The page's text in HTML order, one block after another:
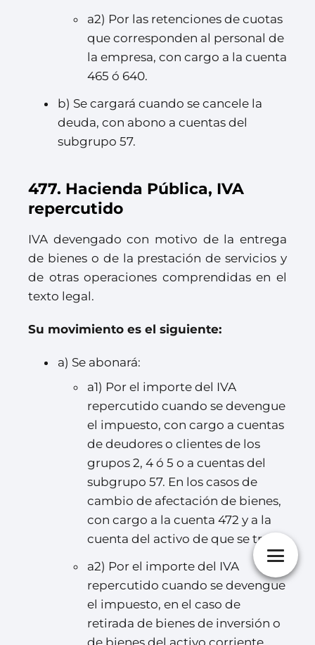
a2) Por las retenciones de cuotas
que corresponden al personal de
la empresa, con cargo a la cuenta
465 ó 640.
b) Se cargará cuando se cancele la
deuda, con abono a cuentas del
subgrupo 57.
477. Hacienda Pública, IVA
repercutido
IVA devengado con motivo de la entrega
de bienes o de la prestación de servicios y
de otras operaciones comprendidas en el
texto legal.
Su movimiento es el siguiente:
a) Se abonará:
a1) Por el importe del IVA
repercutido cuando se devengue
el impuesto, con cargo a cuentas
de deudores o clientes de los
grupos 2, 4 ó 5 o a cuentas del
subgrupo 57. En los casos de
cambio de afectación de bienes,
con cargo a la cuenta 472 y a la
cuenta del activo de que se trate.
a2) Por el importe del IVA
repercutido cuando se devengue
el impuesto, en el caso de
retirada de bienes de inversión o